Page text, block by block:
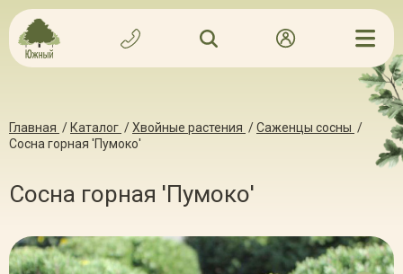
Главная / Каталог /Хвойные растения /Саженцы сосны /
Сосна горная 'Пумоко'
Сосна горная 'Пумоко'